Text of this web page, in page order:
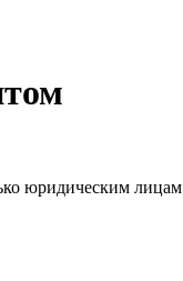
юридическим лицам